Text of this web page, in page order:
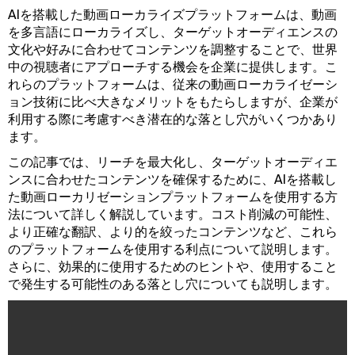
AIを搭載した動画ローカライズプラットフォームは、動画
を多言語にローカライズし、ターゲットオーディエンスの
文化や好みに合わせてコンテンツを調整することで、世界
中の視聴者にアプローチする機会を企業に提供します。こ
れらのプラットフォームは、従来の動画ローカライゼーシ
ョン技術に比べ大きなメリットをもたらしますが、企業が
利用する際に考慮すべき潜在的な落とし穴がいくつかあり
ます。
この記事では、リーチを最大化し、ターゲットオーディエ
ンスに合わせたコンテンツを確保するために、AIを搭載し
た動画ローカリゼーションプラットフォームを使用する方
法について詳しく解説しています。コスト削減の可能性、
より正確な翻訳、より的を絞ったコンテンツなど、これら
のプラットフォームを使用する利点について説明します。
さらに、効果的に使用するためのヒントや、使用すること
で発生する可能性のある落とし穴についても説明します。